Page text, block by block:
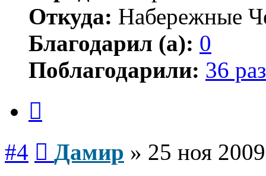
Откуда: Набережные
Благодарил (а): 0
Поблагодарили: 36 раз
#4 Дамир » 25 ноя